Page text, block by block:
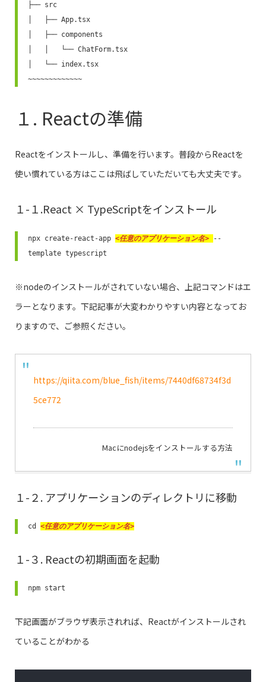
├── src
│   ├── App.tsx
│   ├── components
│   │   └── ChatForm.tsx
│   └── index.tsx
~~~~~~~~~~~~~
１. Reactの準備
Reactをインストールし、準備を行います。普段からReactを
使い慣れている方はここは飛ばしていただいても大丈夫です。
１-１.React × TypeScriptをインストール
npx create-react-app <任意のアプリケーション名>
--
template typescript
※nodeのインストールがされていない場合、上記コマンドはエ
ラーとなります。下記記事が大変わかりやすい内容となってお
りますので、ご参照ください。
https://qiita.com/blue_fish/items/7440df68734f3d
5ce772
Macにnodejsをインストールする方法
１-２. アプリケーションのディレクトリに移動
cd <任意のアプリケーション名>
１-３. Reactの初期画面を起動
npm start
下記画面がブラウザ表示されれば、Reactがインストールされ
ていることがわかる